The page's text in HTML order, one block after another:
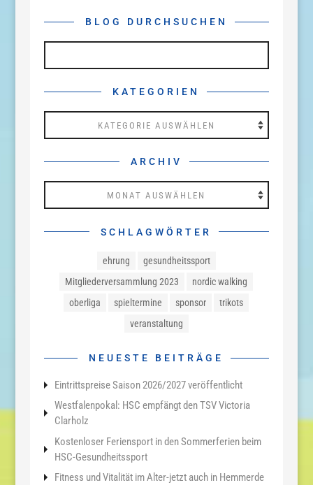
BLOG DURCHSUCHEN
KATEGORIEN
ARCHIV
SCHLAGWÖRTER
ehrung
gesundheitssport
Mitgliederversammlung 2023
nordic walking
oberliga
spieltermine sponsor
trikots
veranstaltung
NEUESTE BEITRÄGE
Eintrittspreise Saison 2026/2027 veröffentlicht
Westfalenpokal: HSC empfängt den TSV Victoria
Clarholz
Kostenloser Feriensport in den Sommerferien beim
HSC-Gesundheitssport
Fitness und Vitalität im Alter-jetzt auch in Hemmerde